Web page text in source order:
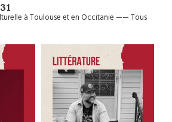
à Toulouse et en Occitanie——Tous